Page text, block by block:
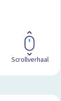
Scrollverhaal